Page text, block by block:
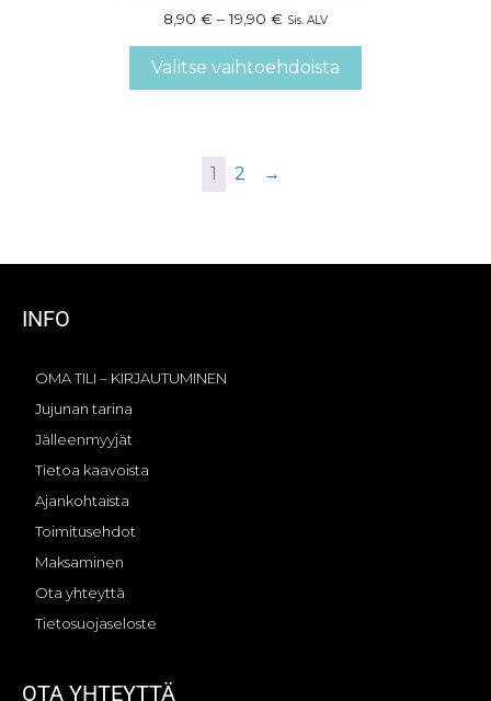
8,90 € – 19,90 € Sis. ALV
Valitse vaihtoehdoista
1 2 →
INFO
OMA TILI – KIRJAUTUMINEN
Jujunan tarina
Jälleenmyyjät
Tietoa kaavoista
Ajankohtaista
Toimitusehdot
Maksaminen
Ota yhteyttä
Tietosuojaseloste
OTA YHTEYTTÄ